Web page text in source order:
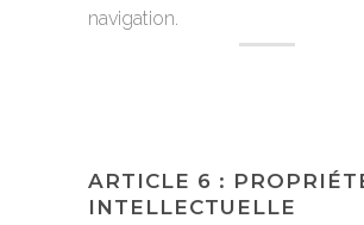
navigation.
ARTICLE 6 :
INTELLECTUELLE